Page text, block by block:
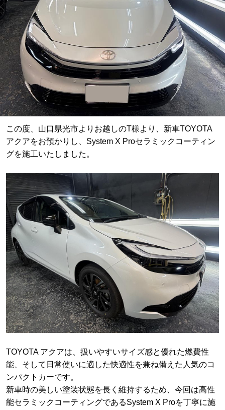
この度、山口県光市よりお越しのT様より、新車TOYOTA
アクアをお預かりし、System X Proセラミックコーティン
グを施工いたしました。
TOYOTA アクアは、扱いやすいサイズ感と優れた燃費性
能、そして日常使いに適した快適性を兼ね備えた人気のコ
ンパクトカーです。
新車時の美しい塗装状態を長く維持するため、今回は高性
能セラミックコーティングであるSystem X Proを丁寧に施